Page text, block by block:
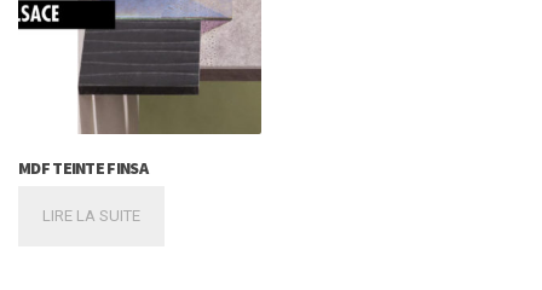
MDF TEINTE FINSA
LIRE LA SUITE